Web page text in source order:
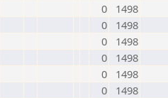
0
1498
0
1498
0
1498
0
1498
0
1498
0
1498